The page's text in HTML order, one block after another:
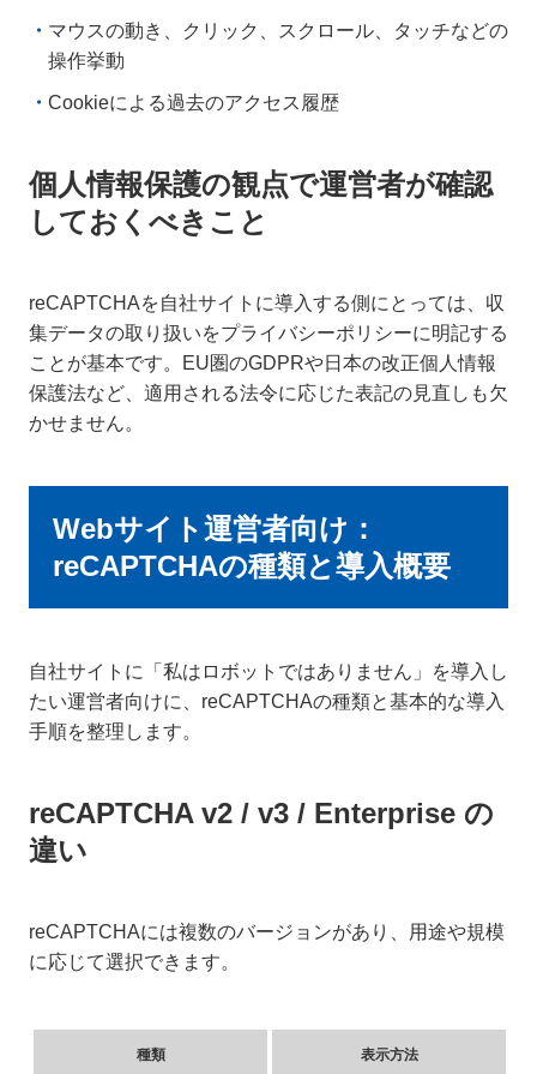
マウスの動き、クリック、スクロール、タッチなどの
操作挙動
Cookieによる過去のアクセス履歴
個人情報保護の観点で運営者が確認
しておくべきこと
reCAPTCHAを自社サイトに導入する側にとっては、収
集データの取り扱いをプライバシーポリシーに明記する
ことが基本です。EU圏のGDPRや日本の改正個人情報
保護法など、適用される法令に応じた表記の見直しも欠
かせません。
Webサイト運営者向け：
reCAPTCHAの種類と導入概要
自社サイトに「私はロボットではありません」を導入し
たい運営者向けに、reCAPTCHAの種類と基本的な導入
手順を整理します。
reCAPTCHA v2 / v3 / Enterprise の
違い
reCAPTCHAには複数のバージョンがあり、用途や規模
に応じて選択できます。
種類 表示方法